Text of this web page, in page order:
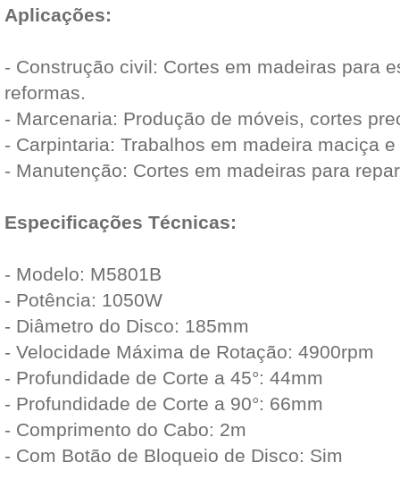
Aplicações:
- Construção civil: Cortes em madeiras para
reformas.
- Marcenaria: Produção de móveis, cortes
- Carpintaria: Trabalhos em madeira maciça
- Manutenção: Cortes em madeiras para
Especificações Técnicas:
- Modelo: M5801B
- Potência: 1050W
- Diâmetro do Disco: 185mm
- Velocidade Máxima de Rotação: 4900rpm
- Profundidade de Corte a 45°: 44mm
- Profundidade de Corte a 90°: 66mm
- Comprimento do Cabo: 2m
- Com Botão de Bloqueio de Disco: Sim